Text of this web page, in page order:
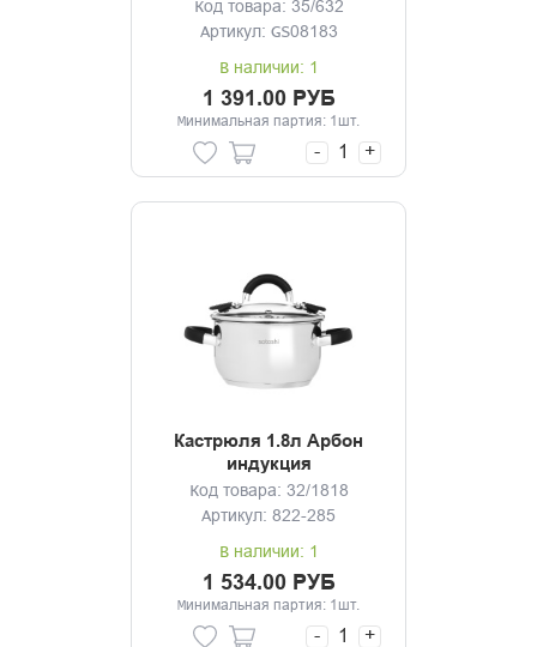
Код товара: 35/632
Артикул: GS08183
В наличии: 1
1 391.00 РУБ
Минимальная партия: 1шт.
- +
Кастрюля 1.8л Арбон
индукция
Код товара: 32/1818
Артикул: 822-285
В наличии: 1
1 534.00 РУБ
Минимальная партия: 1шт.
- +